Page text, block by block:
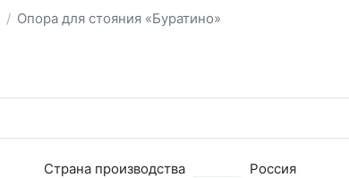
Опора для стояния «Буратино»
Страна производства
Россия